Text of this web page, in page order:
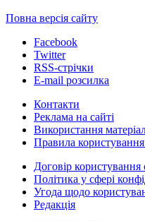
Повна версія сайту
Facebook
Twitter
RSS-стрічки
E-mail розсилка
Контакти
Реклама на сайті
Використання
Правила
Договір користування
Політика у сфері
Угода щодо
Редакція